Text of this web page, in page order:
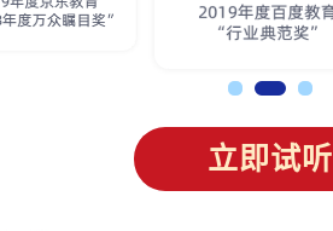
立即试听